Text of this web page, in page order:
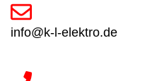
info@k-l-elektro.de